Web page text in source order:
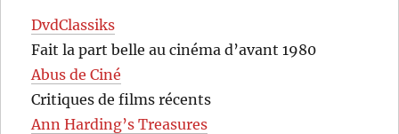
DvdClassiks
Fait la part belle au cinéma d’avant 1980
Abus de Ciné
Critiques de films récents
Ann Harding’s Treasures